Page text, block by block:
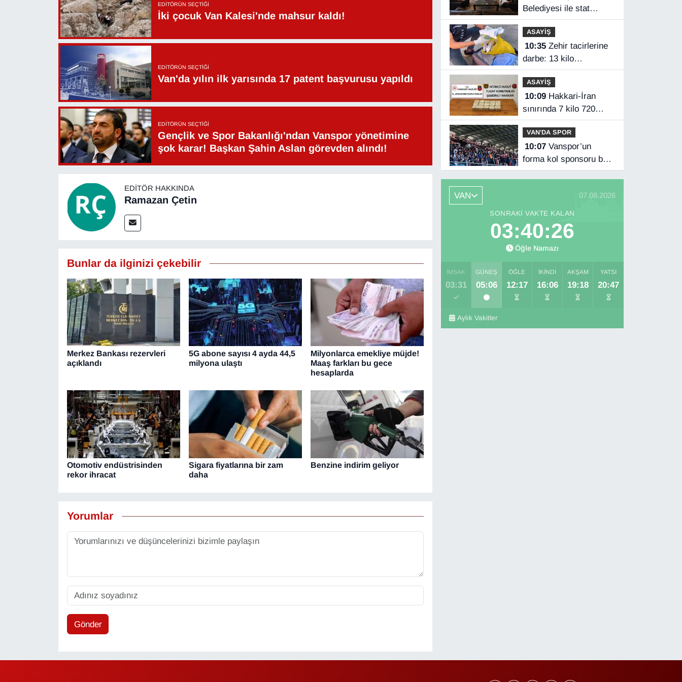
EDITÖRÜN SEÇTIĞI
İki çocuk Van Kalesi'nde mahsur kaldı!
EDITÖRÜN SEÇTIĞI
Van'da yılın ilk yarısında 17 patent başvurusu yapıldı
EDITÖRÜN SEÇTIĞI
Gençlik ve Spor Bakanlığı'ndan Vanspor yönetimine
şok karar! Başkan Şahin Aslan görevden alındı!
EDITÖR HAKKINDA
Ramazan Çetin
Bunlar da ilginizi çekebilir
Merkez Bankası rezervleri
açıklandı
5G abone sayısı 4 ayda 44,5
milyona ulaştı
Milyonlarca emekliye müjde!
Maaş farkları bu gece
hesaplarda
Otomotiv endüstrisinden
rekor ihracat
Sigara fiyatlarına bir zam
daha
Benzine indirim geliyor
Yorumlar
Gönder
Belediyesi ile stat
protokolü imzaladı
ASAYİŞ
10:35Zehir tacirlerine
darbe: 13 kilo
metamfetamin ele
geçirildi
ASAYİŞ
10:09Hakkari-İran
sınırında 7 kilo 720
gram eroin ele geçirildi
VAN'DA SPOR
10:07Vanspor’un
forma kol sponsoru belli
oldu
VAN 07.08.2026
SONRAKI VAKTE KALAN
03:40:25
Öğle Namazı
İMSAK
03:31
GÜNEŞ
05:06
ÖĞLE
12:17
İKINDI
16:06
AKŞAM
19:18
YATSI
20:47
Aylık Vakitler
Sinema - TV
SİYASET
TEBRİK
VAN'DA SPOR